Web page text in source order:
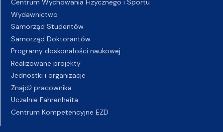
Centrum Wychowania Fizycznego i Sportu
Wydawnictwo
Samorząd Studentów
Samorząd Doktorantów
Programy doskonałości naukowej
Realizowane projekty
Jednostki i organizacje
Znajdź pracownika
Uczelnie Fahrenheita
Centrum Kompetencyjne EZD